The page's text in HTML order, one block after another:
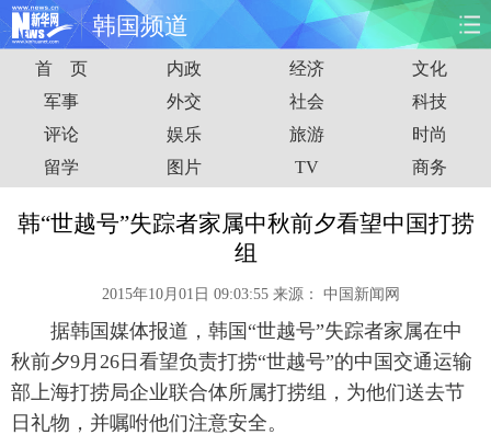
韩国频道
首页 时政 国际 财经
娱乐 体育 人事 教育
时尚 思客 地方 法治
能源 房产
图片 视频 彩票 食品
旅游 健康
首 页 内政 经济
文化
军事
外交 社会
科技
评论
娱乐 旅游
时尚
留学
图片 TV 商务
韩“世越号”失踪者家属中秋前夕看望中国打捞
组
2015年10月01日 09:03:55 来源： 中国新闻网
据韩国媒体报道，韩国“世越号”失踪者家属在中
秋前夕9月26日看望负责打捞“世越号”的中国交通运输
部上海打捞局企业联合体所属打捞组，为他们送去节
日礼物，并嘱咐他们注意安全。